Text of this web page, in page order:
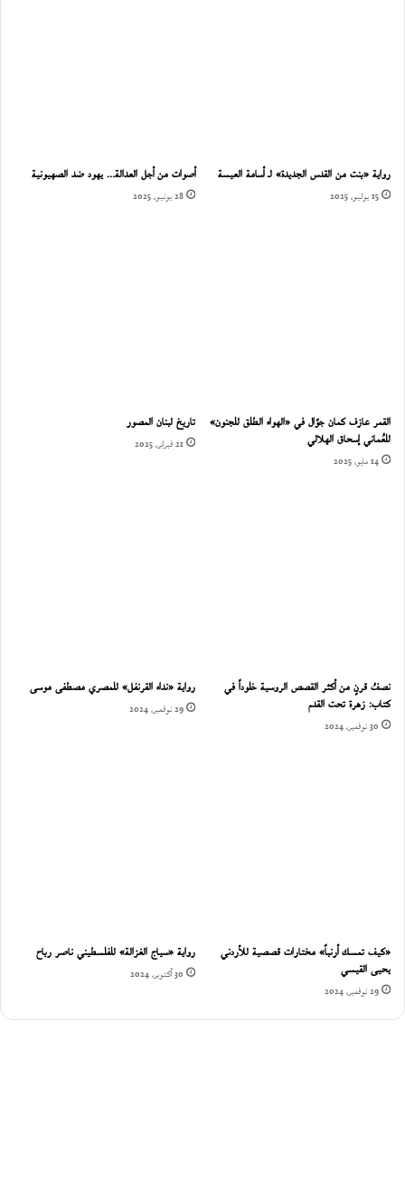
رواية «بنت من القدس الجديدة» لـ أسامة العيسة
15 يوليو، 2025
أصوات من أجل العدالة… يهود ضد الصهيونية
28 يونيو، 2025
القمر عازف كمان جوّال في «الهواء الطلق للجنون»
للعُماني إسحاق الهلالي
14 مايو، 2025
تاريخ لبنان المصور
21 فبراير، 2025
نصفُ قرنٍ من أكثر القصص الروسية خلوداً في
كتاب: زهرة تحت القدم
30 نوفمبر، 2024
رواية «نداء القرنفل» للمصري مصطفى موسى
29 نوفمبر، 2024
«كيف تمسك أرنباً» مختارات قصصية للأردني
يحيى القيسي
29 نوفمبر، 2024
رواية «سياج الغزالة» للفلسطيني ناصر رباح
30 أكتوبر، 2024